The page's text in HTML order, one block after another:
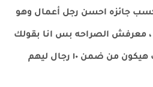
كسب جائزه احسن رجل أعمال وهو
ايه ، معرفش الصراحه بس انا بقولك
أن بعد ٥ سنين من دلوقت هيكون من ضمن ١٠ رجال ليهم